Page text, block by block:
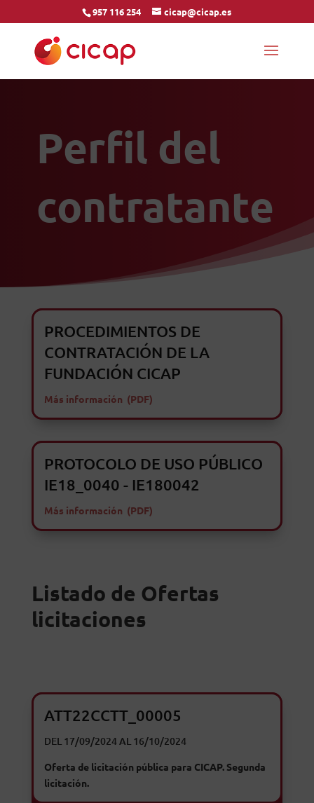
957 116 254 cicap@cicap.es
Perfil del
contratante
PROCEDIMIENTOS DE
CONTRATACIÓN DE LA
FUNDACIÓN CICAP
Más información (PDF)
PROTOCOLO DE USO PÚBLICO
IE18_0040 - IE180042
Más información (PDF)
Listado de Ofertas
licitaciones
ATT22CCTT_00005
DEL 17/09/2024 AL 16/10/2024
Oferta de licitación pública para CICAP. Segunda
licitación.